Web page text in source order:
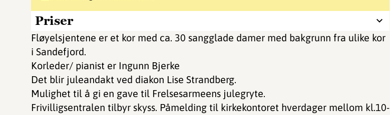
Priser
Fløyelsjentene er et kor med ca. 30 sangglade damer med bakgrunn fra ulike kor
i Sandefjord.
Korleder/ pianist er Ingunn Bjerke
Det blir juleandakt ved diakon Lise Strandberg.
Mulighet til å gi en gave til Frelsesarmeens julegryte.
Frivilligsentralen tilbyr skyss. Påmelding til kirkekontoret hverdager mellom kl.10-